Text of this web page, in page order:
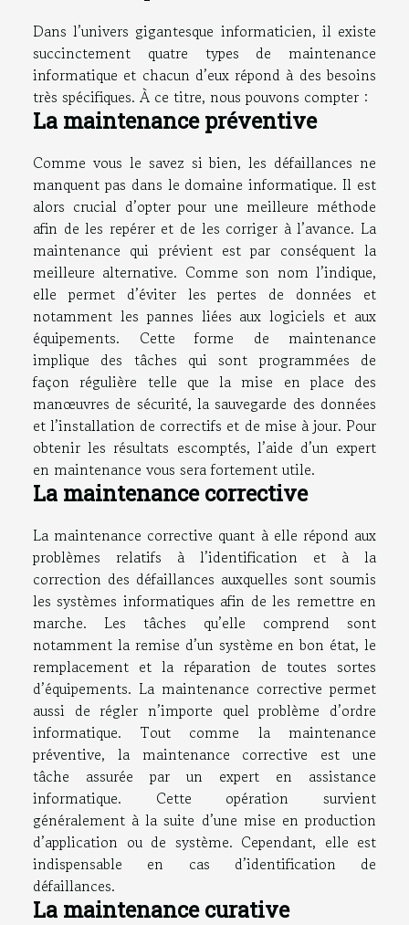
Dans l’univers gigantesque informaticien, il existe
succinctement quatre types de maintenance
informatique et chacun d’eux répond à des besoins
très spécifiques. À ce titre, nous pouvons compter :
La maintenance préventive
Comme vous le savez si bien, les défaillances ne
manquent pas dans le domaine informatique. Il est
alors crucial d’opter pour une meilleure méthode
afin de les repérer et de les corriger à l’avance. La
maintenance qui prévient est par conséquent la
meilleure alternative. Comme son nom l’indique,
elle permet d’éviter les pertes de données et
notamment les pannes liées aux logiciels et aux
équipements. Cette forme de maintenance
implique des tâches qui sont programmées de
façon régulière telle que la mise en place des
manœuvres de sécurité, la sauvegarde des données
et l’installation de correctifs et de mise à jour. Pour
obtenir les résultats escomptés, l’aide d’un expert
en maintenance vous sera fortement utile.
La maintenance corrective
La maintenance corrective quant à elle répond aux
problèmes relatifs à l’identification et à la
correction des défaillances auxquelles sont soumis
les systèmes informatiques afin de les remettre en
marche. Les tâches qu’elle comprend sont
notamment la remise d’un système en bon état, le
remplacement et la réparation de toutes sortes
d’équipements. La maintenance corrective permet
aussi de régler n’importe quel problème d’ordre
informatique. Tout comme la maintenance
préventive, la maintenance corrective est une
tâche assurée par un expert en assistance
informatique. Cette opération survient
généralement à la suite d’une mise en production
d’application ou de système. Cependant, elle est
indispensable en cas d’identification de
défaillances.
La maintenance curative